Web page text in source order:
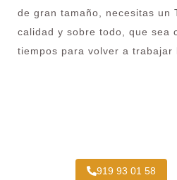
de gran tamaño, necesitas un
calidad y sobre todo, que sea
tiempos para volver a trabajar
919 93 01 58